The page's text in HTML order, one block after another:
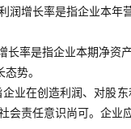
润增长率是指企业本年
长率是指企业本期净资
势。
业在创造利润、对股
会责任意识尚可。企